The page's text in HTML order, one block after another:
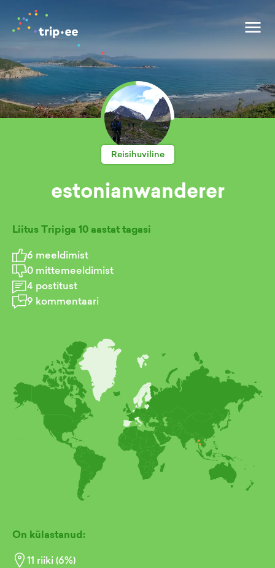
Reisihuviline
estonianwanderer
Liitus Tripiga 10 aastat tagasi
6 meeldimist
0 mittemeeldimist
4 postitust
9 kommentaari
On külastanud:
11 riiki (6%)